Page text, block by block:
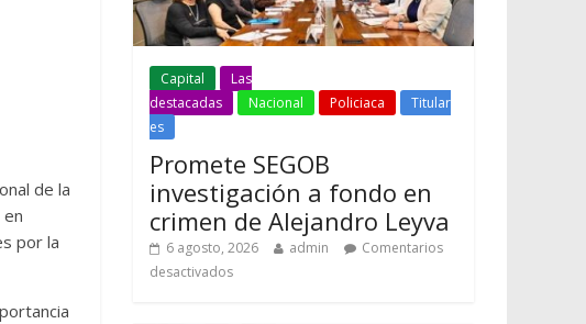
de la
por la
Capital
Las
destacadas
Nacional Policiaca
Titular
es
Promete SEGOB
investigación a fondo en
crimen de Alejandro Leyva
6 agosto, 2026 admin
Comentarios
desactivados